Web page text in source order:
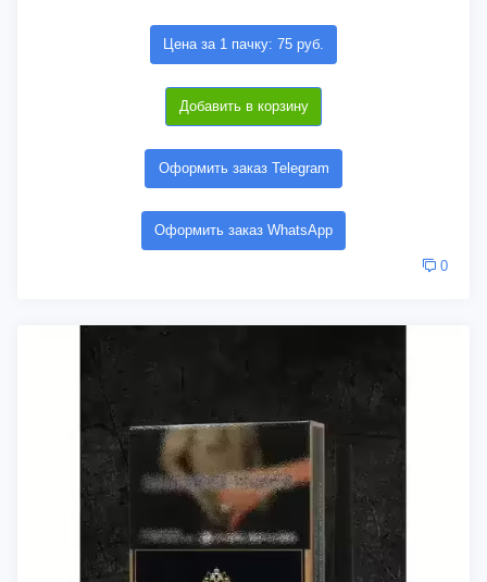
Цена за 1 пачку: 75 руб.
Добавить в корзину
Оформить заказ Telegram
Оформить заказ WhatsApp
0